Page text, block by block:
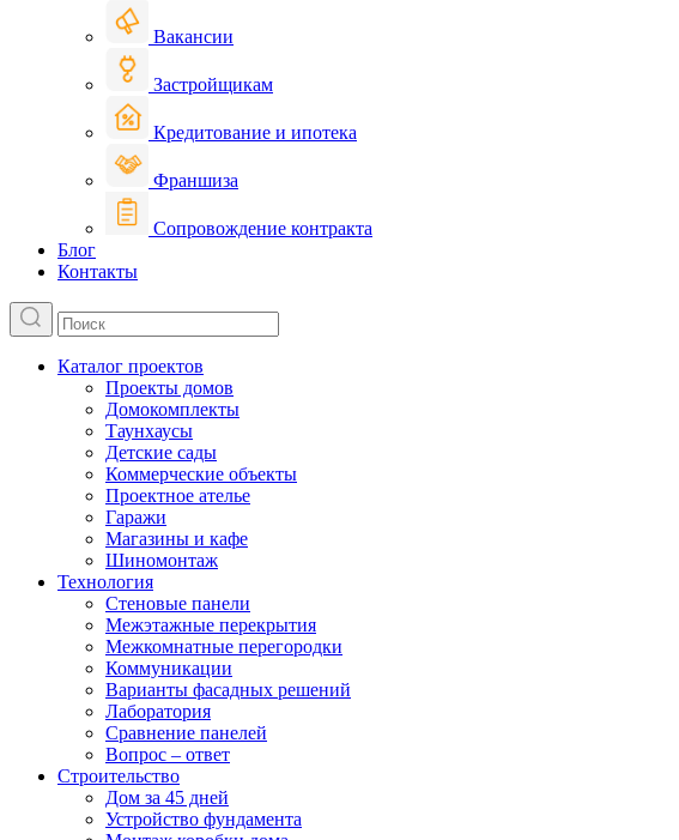
Вакансии
Застройщикам
Кредитование и ипотека
Франшиза
Сопровождение контракта
Блог
Контакты
Каталог проектов
Проекты домов
Домокомплекты
Таунхаусы
Детские сады
Коммерческие объекты
Проектное ателье
Гаражи
Магазины и кафе
Шиномонтаж
Технология
Стеновые панели
Межэтажные перекрытия
Межкомнатные перегородки
Коммуникации
Варианты фасадных решений
Лаборатория
Сравнение панелей
Вопрос – ответ
Строительство
Дом за 45 дней
Устройство фундамента